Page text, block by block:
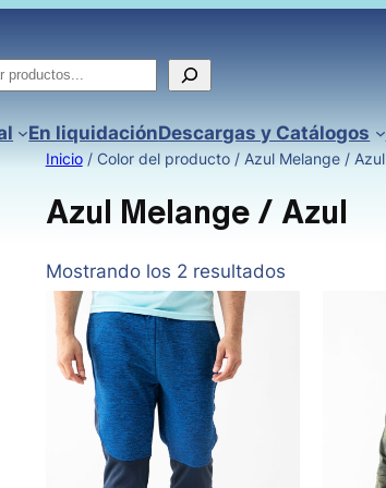
En liquidaciónDescargas y Catálogos
Inicio/ Color del producto / Azul Melange / Azul
Azul Melange / Azul
Mostrando los 2 resultados